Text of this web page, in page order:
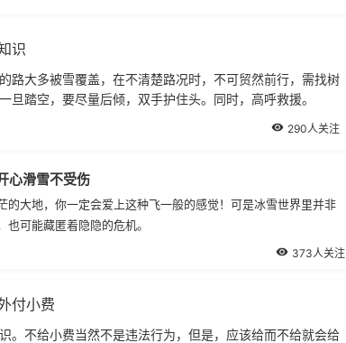
识
路大多被雪覆盖，在不清楚路况时，不可贸然前行，需找树
旦踏空，要尽量后倾，双手护住头。同时，高呼救援。
290人关注
心滑雪不受伤
的大地，你一定会爱上这种飞一般的感觉！可是冰雪世界里并非
也可能藏匿着隐隐的危机。
373人关注
付小费
。不给小费当然不是违法行为，但是，应该给而不给就会给